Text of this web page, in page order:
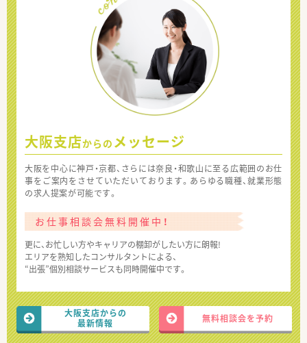
大阪支店からの メッセージ
大阪を中心に神戸・京都、さらには奈良・和歌山に至る広範囲のお仕
事をご案内をさせていただいております。あらゆる職種、就業形態
の求人提案が可能です。
お仕事相談会無料開催中！
更に、お忙しい方やキャリアの棚卸がしたい方に朗報!
エリアを熟知したコンサルタントによる、
“出張”個別相談サービスも同時開催中です。
大阪支店からの
最新情報
無料相談会を予約